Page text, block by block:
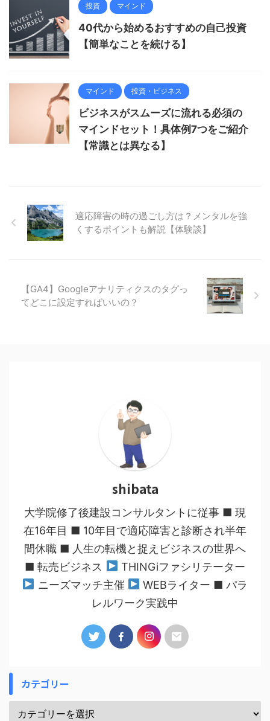
投資 マインド
40代から始めるおすすめの自己投資
【簡単なことを続ける】
マインド 投資・ビジネス
ビジネスがスムーズに流れる必須の
マインドセット！具体例7つをご紹介
【常識とは異なる】
適応障害の時の過ごし方は？メンタルを強
くするポイントも解説【体験談】
【GA4】Googleアナリティクスのタグっ
てどこに設定すればいいの？
shibata
大学院修了後建設コンサルタントに従事 ■ 現
在16年目 ■ 10年目で適応障害と診断され半年
間休職 ■ 人生の転機と捉えビジネスの世界へ
■ 転売ビジネス
THINGiファシリテーター
ニーズマッチ主催
WEBライター ■ パラ
レルワーク実践中
カテゴリー